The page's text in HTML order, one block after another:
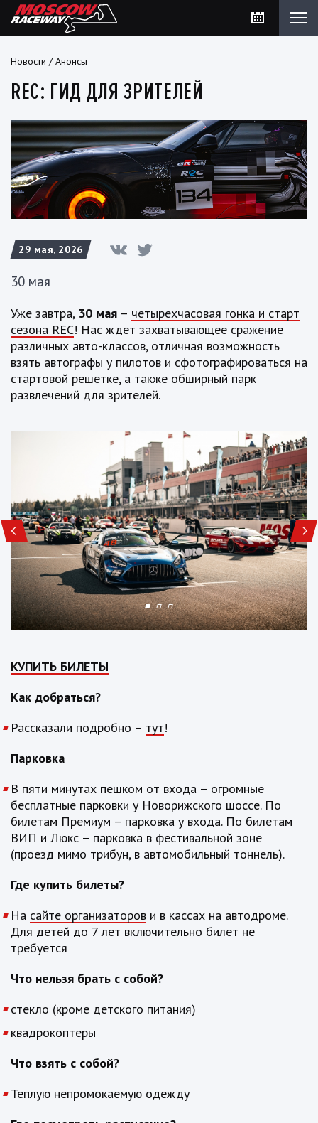
Новости /Анонсы
REC: ГИД ДЛЯ ЗРИТЕЛЕЙ
29 мая, 2026
30 мая
Уже завтра, 30 мая – четырехчасовая гонка и старт
сезона REC! Нас ждет захватывающее сражение
различных авто-классов, отличная возможность
взять автографы у пилотов и сфотографироваться на
стартовой решетке, а также обширный парк
развлечений для зрителей.
КУПИТЬ БИЛЕТЫ
Как добраться?
Рассказали подробно – тут!
Парковка
В пяти минутах пешком от входа – огромные
бесплатные парковки у Новорижского шоссе. По
билетам Премиум – парковка у входа. По билетам
ВИП и Люкс – парковка в фестивальной зоне
(проезд мимо трибун, в автомобильный тоннель).
Где купить билеты?
На сайте организаторов и в кассах на автодроме.
Для детей до 7 лет включительно билет не
требуется
Что нельзя брать с собой?
стекло (кроме детского питания)
квадрокоптеры
Что взять с собой?
Теплую непромокаемую одежду